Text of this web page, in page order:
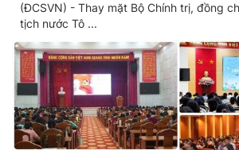
(ĐCSVN) - Thay mặt Bộ Chính trị, đồng
tịch nước Tô ...